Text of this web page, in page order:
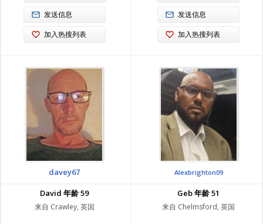
发送信息
加入热搜列表
发送信息
加入热搜列表
davey67
David 年龄 59
来自 Crawley, 英国
Alexbrighton09
Geb 年龄 51
来自 Chelmsford, 英国